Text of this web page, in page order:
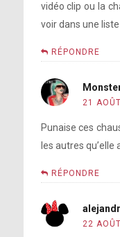
vidéo clip ou la
voir dans une
RÉPONDRE
21
Punaise ces
les autres qu’elle
RÉPONDRE
22